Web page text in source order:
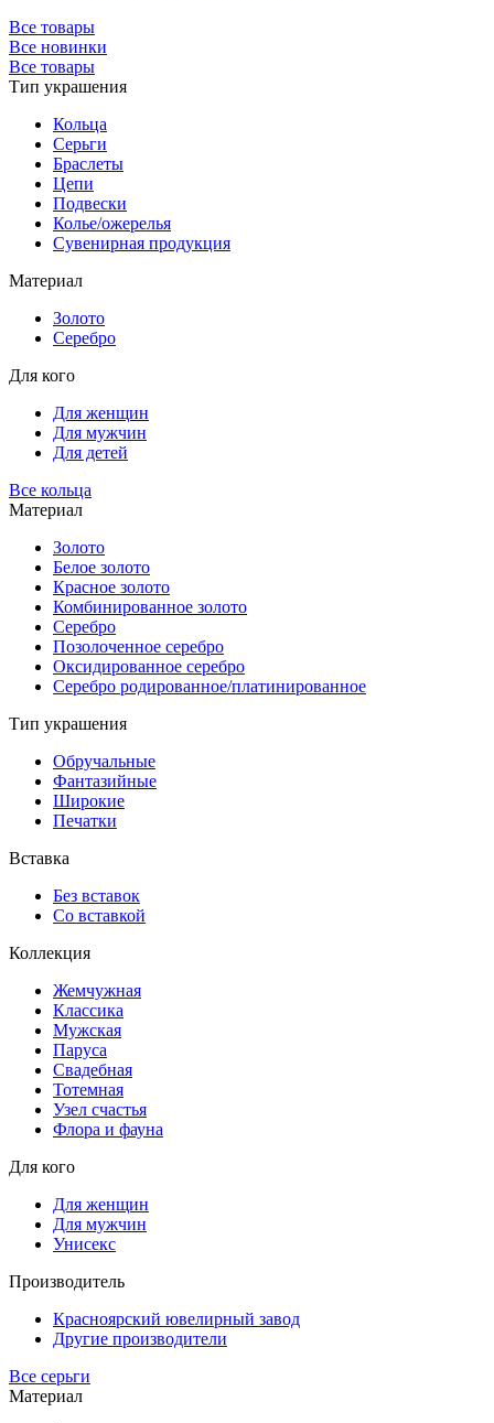
Все товары
Все новинки
Все товары
Тип украшения
Кольца
Серьги
Браслеты
Цепи
Подвески
Колье/ожерелья
Сувенирная продукция
Материал
Золото
Серебро
Для кого
Для женщин
Для мужчин
Для детей
Все кольца
Материал
Золото
Белое золото
Красное золото
Комбинированное золото
Серебро
Позолоченное серебро
Оксидированное серебро
Серебро родированное/платинированное
Тип украшения
Обручальные
Фантазийные
Широкие
Печатки
Вставка
Без вставок
Со вставкой
Коллекция
Жемчужная
Классика
Мужская
Паруса
Свадебная
Тотемная
Узел счастья
Флора и фауна
Для кого
Для женщин
Для мужчин
Унисекс
Производитель
Красноярский ювелирный завод
Другие производители
Все серьги
Материал